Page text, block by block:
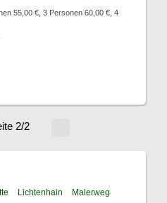
55,00 €, 3 Personen 60,00 €, 4
2/2
Lichtenhain
Malerweg